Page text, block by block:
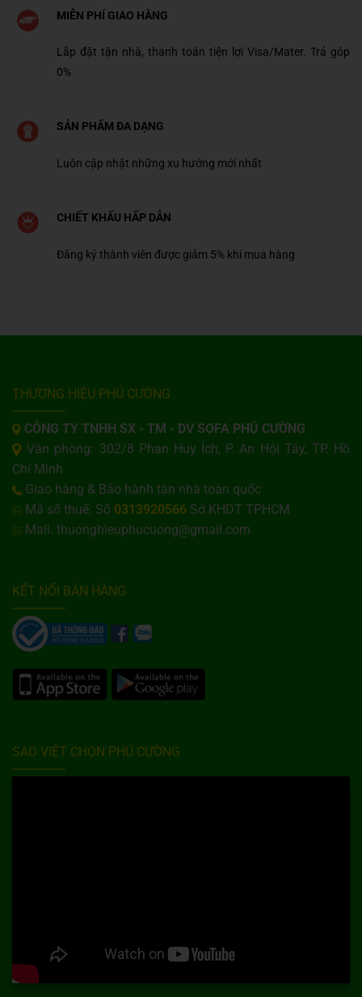
MIỄN PHÍ GIAO HÀNG
Lắp đặt tận nhà, thanh toán tiện lợi Visa/Mater. Trả góp
0%
SẢN PHẨM ĐA DẠNG
Luôn cập nhật những xu hướng mới nhất
CHIẾT KHẤU HẤP DẪN
Đăng ký thành viên được giảm 5% khi mua hàng
THƯƠNG HIỆU PHÚ CƯỜNG
CÔNG TY TNHH SX - TM - DV SOFA PHÚ CƯỜNG
Văn phòng: 302/8 Phan Huy Ích, P. An Hội Tây, TP. Hồ
Chí Minh
Giao hàng & Bảo hành tận nhà toàn quốc
Mã số thuế: Số 0313920566 Sở KHDT TPHCM
Mail: thuonghieuphucuong@gmail.com
KẾT NỐI BÁN HÀNG
SAO VIỆT CHỌN PHÚ CƯỜNG